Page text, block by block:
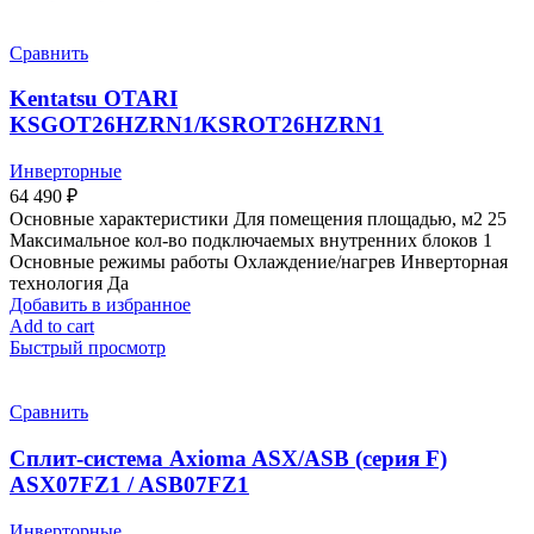
Сравнить
Kentatsu OTARI
KSGOT26HZRN1/KSROT26HZRN1
Инверторные
64 490 ₽
Основные характеристики Для помещения площадью, м2 25
Максимальное кол-во подключаемых внутренних блоков 1
Основные режимы работы Охлаждение/нагрев Инверторная
технология Да
Добавить в избранное
Add to cart
Быстрый просмотр
Сравнить
Сплит-система Axioma ASX/ASB (серия F)
ASX07FZ1 / ASB07FZ1